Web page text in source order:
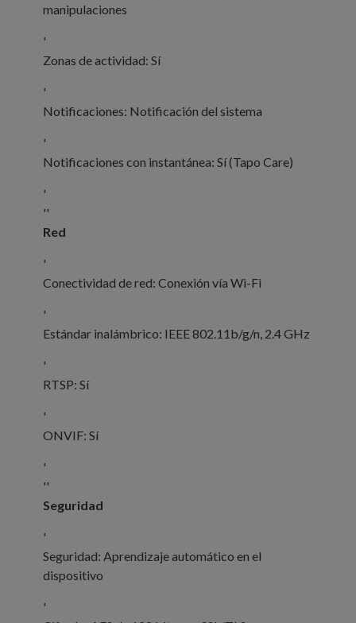
manipulaciones
'
Zonas de actividad: Sí
'
Notificaciones: Notificación del sistema
'
Notificaciones con instantánea: Sí (Tapo Care)
'
''
Red
'
Conectividad de red: Conexión vía Wi-Fi
'
Estándar inalámbrico: IEEE 802.11b/g/n, 2.4 GHz
'
RTSP: Sí
'
ONVIF: Sí
'
''
Seguridad
'
Seguridad: Aprendizaje automático en el
dispositivo
'